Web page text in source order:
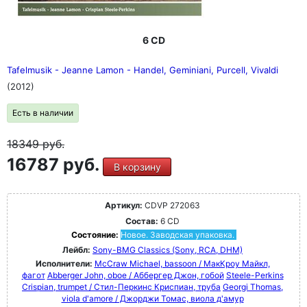
6 CD
Tafelmusik - Jeanne Lamon - Handel, Geminiani, Purcell, Vivaldi
(2012)
Есть в наличии
18349руб.
16787 руб. В корзину
Артикул: CDVP 272063
Состав: 6 CD
Состояние: Новое. Заводская упаковка.
Лейбл: Sony-BMG Classics (Sony, RCA, DHM)
Исполнители: McCraw Michael, bassoon / МакКроу Майкл,
фагот Abberger John, oboe / Аббергер Джон, гобой Steele-Perkins
Crispian, trumpet / Стил-Перкинс Криспиан, труба Georgi Thomas,
viola d'amore / Джорджи Томас, виола д'амур